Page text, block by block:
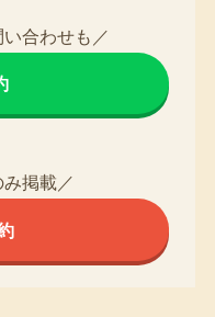
合わせも／
掲載／